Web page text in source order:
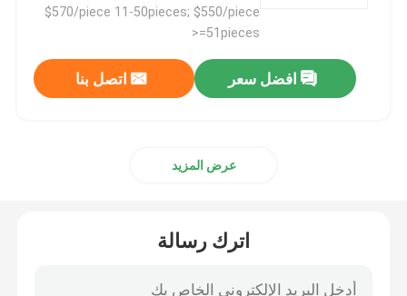
$570/piece 11-50pieces; $550/piece
>=51pieces
افضل سعر اتصل بنا
عرض المزيد
اترك رسالة